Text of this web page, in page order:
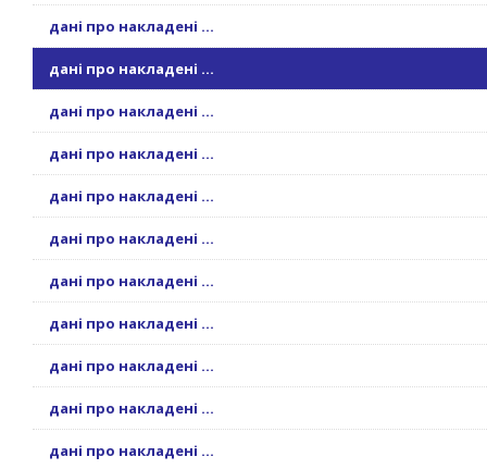
дані про накладені ...
дані про накладені ...
дані про накладені ...
дані про накладені ...
дані про накладені ...
дані про накладені ...
дані про накладені ...
дані про накладені ...
дані про накладені ...
дані про накладені ...
дані про накладені ...